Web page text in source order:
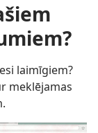
laimīgiem?
meklējamas